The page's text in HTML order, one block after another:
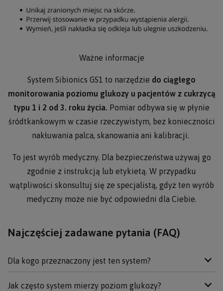
Ważne informacje
System Sibionics GS1 to narzędzie do ciągłego
monitorowania poziomu glukozy u pacjentów z cukrzycą
typu 1 i 2 od 3. roku życia. Pomiar odbywa się w płynie
śródtkankowym w czasie rzeczywistym, bez konieczności
nakłuwania palca, skanowania ani kalibracji.
To jest wyrób medyczny. Dla bezpieczeństwa używaj go
zgodnie z instrukcją lub etykietą. W przypadku
wątpliwości skonsultuj się ze specjalistą, gdyż ten wyrób
medyczny może nie być odpowiedni dla Ciebie.
Najczęściej zadawane pytania (FAQ)
Dla kogo przeznaczony jest ten system?
Jak często system mierzy poziom glukozy?